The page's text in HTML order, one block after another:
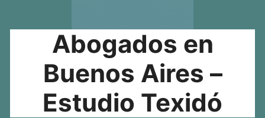
Abogados en
Buenos Aires –
Estudio Texidó